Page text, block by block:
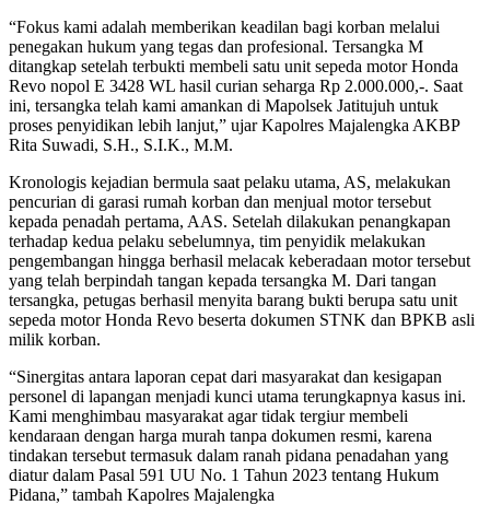
“Fokus kami adalah memberikan keadilan bagi korban melalui
penegakan hukum yang tegas dan profesional. Tersangka M
ditangkap setelah terbukti membeli satu unit sepeda motor Honda
Revo nopol E 3428 WL hasil curian seharga Rp 2.000.000,-. Saat
ini, tersangka telah kami amankan di Mapolsek Jatitujuh untuk
proses penyidikan lebih lanjut,” ujar Kapolres Majalengka AKBP
Rita Suwadi, S.H., S.I.K., M.M.
Kronologis kejadian bermula saat pelaku utama, AS, melakukan
pencurian di garasi rumah korban dan menjual motor tersebut
kepada penadah pertama, AAS. Setelah dilakukan penangkapan
terhadap kedua pelaku sebelumnya, tim penyidik melakukan
pengembangan hingga berhasil melacak keberadaan motor tersebut
yang telah berpindah tangan kepada tersangka M. Dari tangan
tersangka, petugas berhasil menyita barang bukti berupa satu unit
sepeda motor Honda Revo beserta dokumen STNK dan BPKB asli
milik korban.
“Sinergitas antara laporan cepat dari masyarakat dan kesigapan
personel di lapangan menjadi kunci utama terungkapnya kasus ini.
Kami menghimbau masyarakat agar tidak tergiur membeli
kendaraan dengan harga murah tanpa dokumen resmi, karena
tindakan tersebut termasuk dalam ranah pidana penadahan yang
diatur dalam Pasal 591 UU No. 1 Tahun 2023 tentang Hukum
Pidana,” tambah Kapolres Majalengka